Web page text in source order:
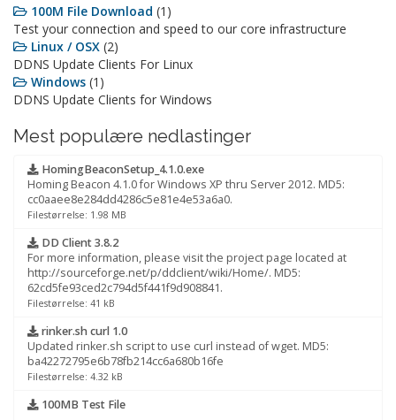
100M File Download (1)
Test your connection and speed to our core infrastructure
Linux / OSX (2)
DDNS Update Clients For Linux
Windows (1)
DDNS Update Clients for Windows
Mest populære nedlastinger
HomingBeaconSetup_4.1.0.exe
Homing Beacon 4.1.0 for Windows XP thru Server 2012. MD5:
cc0aaee8e284dd4286c5e81e4e53a6a0.
Filestørrelse: 1.98 MB
DD Client 3.8.2
For more information, please visit the project page located at
http://sourceforge.net/p/ddclient/wiki/Home/. MD5:
62cd5fe93ced2c794d5f441f9d908841.
Filestørrelse: 41 kB
rinker.sh curl 1.0
Updated rinker.sh script to use curl instead of wget. MD5:
ba42272795e6b78fb214cc6a680b16fe
Filestørrelse: 4.32 kB
100MB Test File